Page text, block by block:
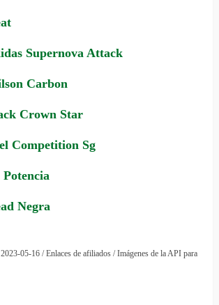
Supernova Attack
Carbon
Crown Star
Competition Sg
Potencia
Negra
05-16 / Enlaces de afiliados / Imágenes de la API para